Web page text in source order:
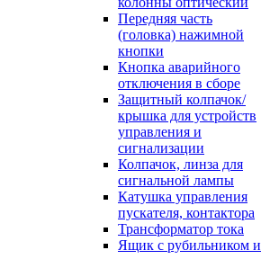
Передняя часть
(головка) нажимной
кнопки
Кнопка аварийного
отключения в сборе
Защитный колпачок/
крышка для устройств
управления и
сигнализации
Колпачок, линза для
сигнальной лампы
Катушка управления
пускателя, контактора
Трансформатор тока
Ящик с рубильником и